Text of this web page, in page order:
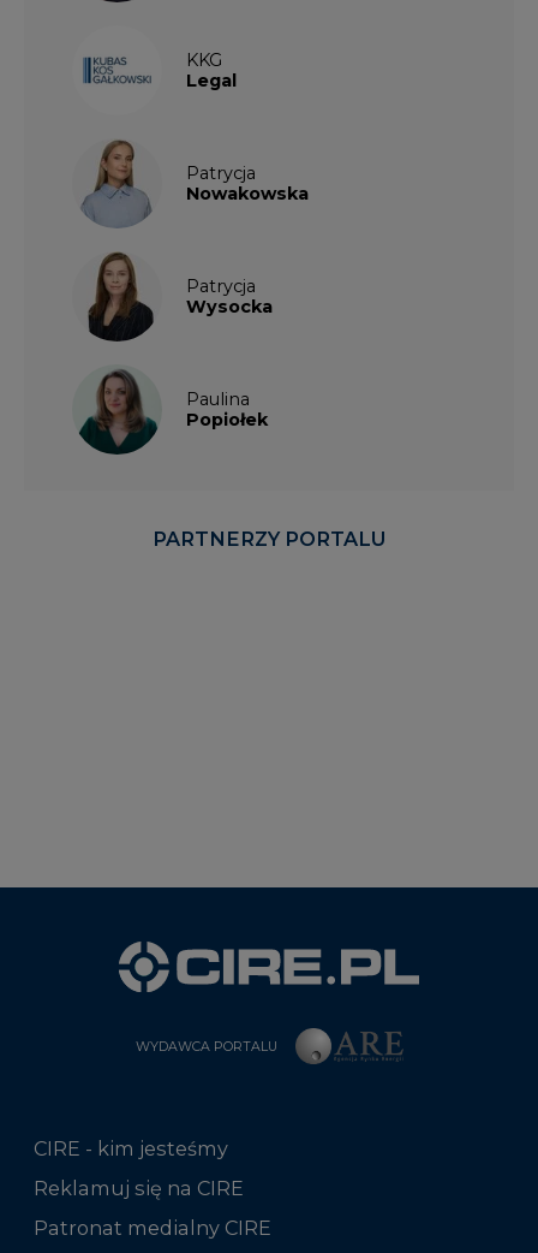
KKG
Legal
Patrycja
Nowakowska
Patrycja
Wysocka
Paulina
Popiołek
PARTNERZY PORTALU
WYDAWCA PORTALU
CIRE - kim jesteśmy
Reklamuj się na CIRE
Patronat medialny CIRE